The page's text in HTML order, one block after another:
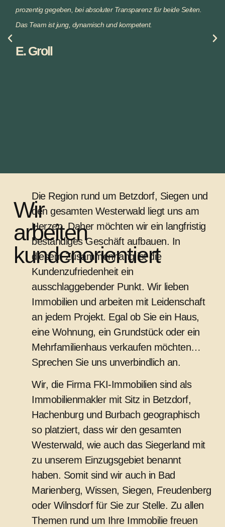
prozentig gegeben, bei absoluter Transparenz für beide Seiten.
Das Team ist jung, dynamisch und kompetent.
E. Groll
Wir
arbeiten
kundenorientiert
Die Region rund um Betzdorf, Siegen und
den gesamten Westerwald liegt uns am
Herzen. Daher möchten wir ein langfristig
beständiges Geschäft aufbauen. In
diesem Zusammenhang ist die
Kundenzufriedenheit ein
ausschlaggebender Punkt. Wir lieben
Immobilien und arbeiten mit Leidenschaft
an jedem Projekt. Egal ob Sie ein Haus,
eine Wohnung, ein Grundstück oder ein
Mehrfamilienhaus verkaufen möchten…
Sprechen Sie uns unverbindlich an.
Wir, die Firma FKI-Immobilien sind als
Immobilienmakler mit Sitz in Betzdorf,
Hachenburg und Burbach geographisch
so platziert, dass wir den gesamten
Westerwald, wie auch das Siegerland mit
zu unserem Einzugsgebiet benannt
haben. Somit sind wir auch in Bad
Marienberg, Wissen, Siegen, Freudenberg
oder Wilnsdorf für Sie zur Stelle. Zu allen
Themen rund um Ihre Immobilie freuen